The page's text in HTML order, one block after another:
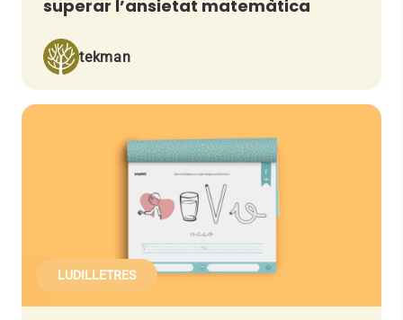
superar l’ansietat matemàtica
tekman
LUDILLETRES